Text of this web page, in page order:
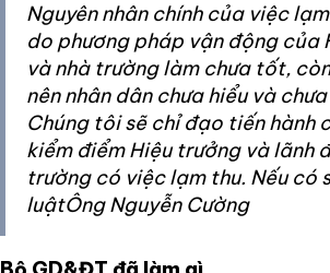
Nguyên nhân chính của việc
do phương pháp vận động của
và nhà trường làm chưa tốt,
nên nhân dân chưa hiểu và
Chúng tôi sẽ chỉ đạo tiến hành
kiểm điểm Hiệu trưởng và lãnh
trường có việc lạm thu. Nếu có
luậtÔng Nguyễn Cường